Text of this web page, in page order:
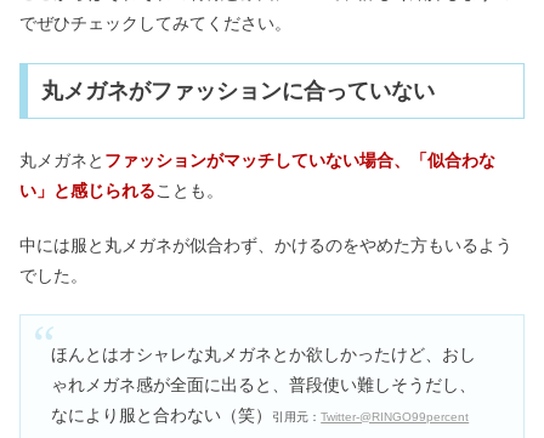
モッズコートのメンズはダサい？おば
さんで似合わない人は？
スキニーが似合わない女は骨格ウェー
ハミルトンの腕時計は恥ずかしい？年
齢層&愛用芸能人！何歳までOK？
でぜひチェックしてみてください。
丸メガネがファッションに合っていない
丸メガネと ファッションがマッチしていない場合、「似合わな
い」と感じられることも。
中には服と丸メガネが似合わず、かけるのをやめた方もいるよう
でした。
ほんとはオシャレな丸メガネとか欲しかったけど、おし
ゃれメガネ感が全面に出ると、普段使い難しそうだし、
なにより服と合わない（笑）
引用元：Twitter-@RINGO99percent